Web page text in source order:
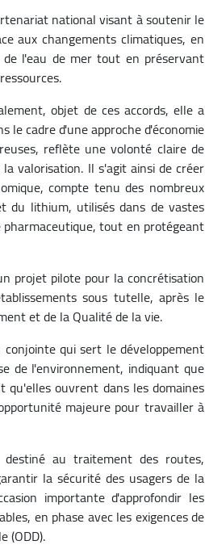
national visant à soutenir le
aux changements climatiques, en
l'eau de mer tout en préservant
objet de ces accords, elle a
cadre d'une approche d'économie
reflète une volonté claire de
valorisation. Il s'agit ainsi de créer
compte tenu des nombreux
du lithium, utilisés dans de vastes
tout en protégeant
projet pilote pour la concrétisation
sous tutelle, après le
et de la Qualité de la vie.
qui sert le développement
de l'environnement, indiquant que
qu'elles ouvrent dans les domaines
majeure pour travailler à
au traitement des routes,
la sécurité des usagers de la
importante d'approfondir les
en phase avec les exigences de
(ODD).